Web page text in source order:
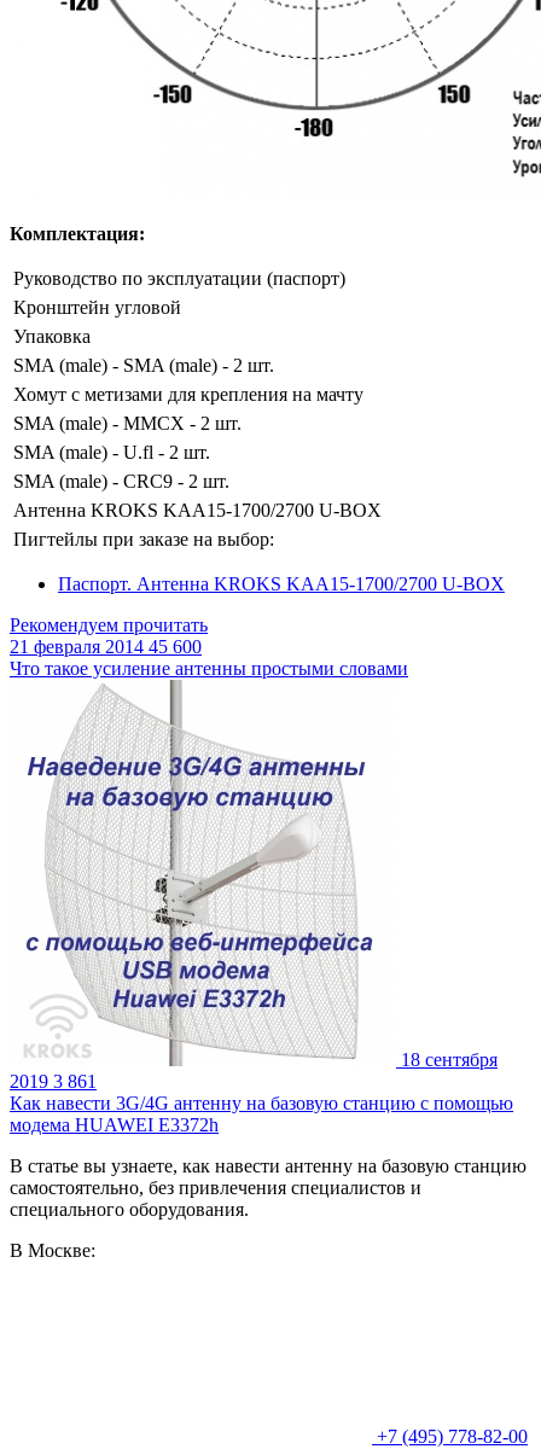
Комплектация:
Руководство по эксплуатации (паспорт)
Кронштейн угловой
Упаковка
SMA (male) - SMA (male) - 2 шт.
Хомут с метизами для крепления на мачту
SMA (male) - MMCX - 2 шт.
SMA (male) - U.fl - 2 шт.
SMA (male) - CRC9 - 2 шт.
Антенна KROKS KAA15-1700/2700 U-BOX
Пигтейлы при заказе на выбор:
Паспорт. Антенна KROKS KAA15-1700/2700 U-BOX
Рекомендуем прочитать
21 февраля 2014 45 600
Что такое усиление антенны простыми словами
18 сентября
2019 3 861
Как навести 3G/4G антенну на базовую станцию с помощью
модема HUAWEI E3372h
В статье вы узнаете, как навести антенну на базовую станцию
самостоятельно, без привлечения специалистов и
специального оборудования.
В Москве:
+7 (495) 778-82-00